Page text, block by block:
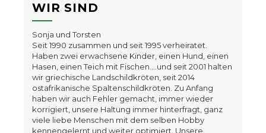
WIR SIND
Sonja und Torsten
Seit 1990 zusammen und seit 1995 verheiratet.
Haben zwei erwachsene Kinder, einen Hund, einen
Hasen, einen Teich mit Fischen….und seit 2001 halten
wir griechische Landschildkröten, seit 2014
ostafrikanische Spaltenschildkröten. Zu Anfang
haben wir auch Fehler gemacht, immer wieder
korrigiert, unsere Haltung immer hinterfragt, ganz
viele liebe Menschen mit dem selben Hobby
kennengelernt und weiter optimiert. Unsere